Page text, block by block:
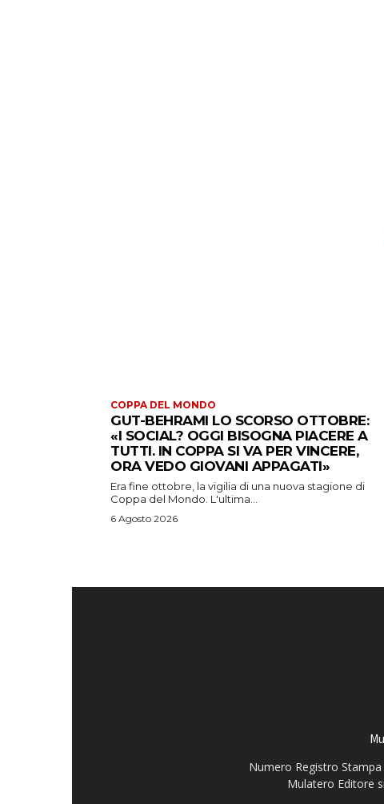
COPPA DEL MONDO
GUT-BEHRAMI LO SCORSO OTTOBRE:
«I SOCIAL? OGGI BISOGNA PIACERE A
TUTTI. IN COPPA SI VA PER VINCERE,
ORA VEDO GIOVANI APPAGATI»
Era fine ottobre, la vigilia di una nuova stagione di
Coppa del Mondo. L'ultima...
6 Agosto 2026
Numero Registro
Mulatero Editore